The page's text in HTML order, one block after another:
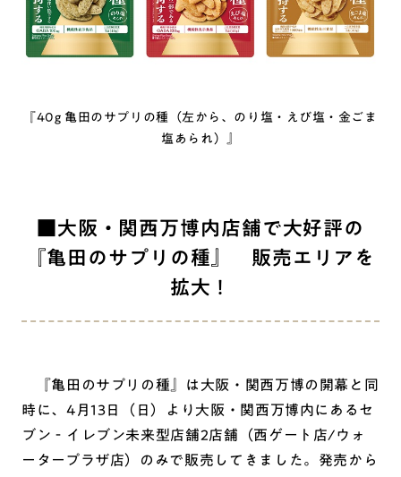
『40g 亀田のサプリの種（左から、のり塩・えび塩・金ごま
塩あられ）』
■大阪・関西万博内店舗で大好評の
『亀田のサプリの種』 販売エリアを
拡大！
『亀田のサプリの種』は大阪・関西万博の開幕と同
時に、4月13日（日）より大阪・関西万博内にあるセ
ブン‐イレブン未来型店舗2店舗（西ゲート店/ウォ
ータープラザ店）のみで販売してきました。発売から